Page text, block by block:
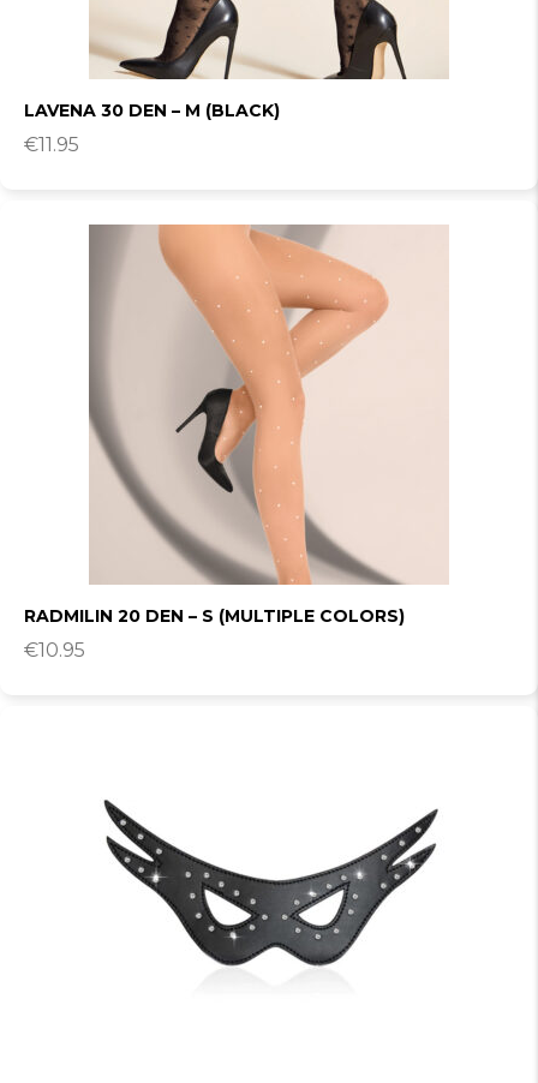
LAVENA 30 DEN – M (BLACK)
€11.95
RADMILIN 20 DEN – S (MULTIPLE COLORS)
€10.95